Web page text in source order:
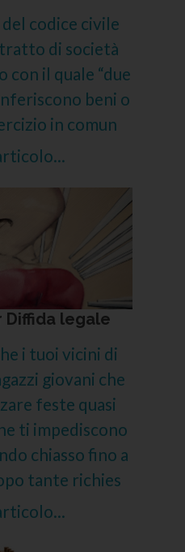
codice civile
di società
il quale “due
beni o
in comun
Diffida legale
i tuoi vicini di
giovani che
feste quasi
ti impediscono
chiasso fino a
tante richies